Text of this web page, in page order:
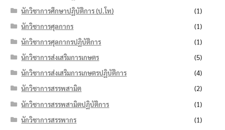
นักวิชาการศึกษาปฏิบัติการ (ป.โท)
(1)
นักวิชาการศุลกากร
(1)
นักวิชาการศุลกากรปฏิบัติการ
(1)
นักวิชาการส่งเสริมการเกษตร
(5)
นักวิชาการส่งเสริมการเกษตรปฏิบัติการ
(4)
นักวิชาการสรรพสามิต
(2)
นักวิชาการสรรพสามิตปฏิบัติการ
(1)
นักวิชาการสรรพากร
(1)